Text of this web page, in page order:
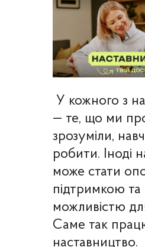
У кожного з
— те, що ми
зрозуміли,
робити. Іноді
може стати
підтримкою
можливістю
Саме так
наставництво.